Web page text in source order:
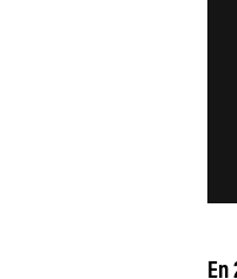
En